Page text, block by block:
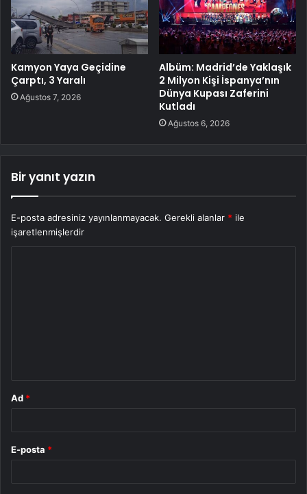
Kamyon Yaya Geçidine
Çarptı, 3 Yaralı
Ağustos 7, 2026
Albüm: Madrid’de Yaklaşık
2 Milyon Kişi İspanya’nın
Dünya Kupası Zaferini
Kutladı
Ağustos 6, 2026
Bir yanıt yazın
E-posta adresiniz yayınlanmayacak. Gerekli alanlar * ile
işaretlenmişlerdir
Ad *
E-posta *